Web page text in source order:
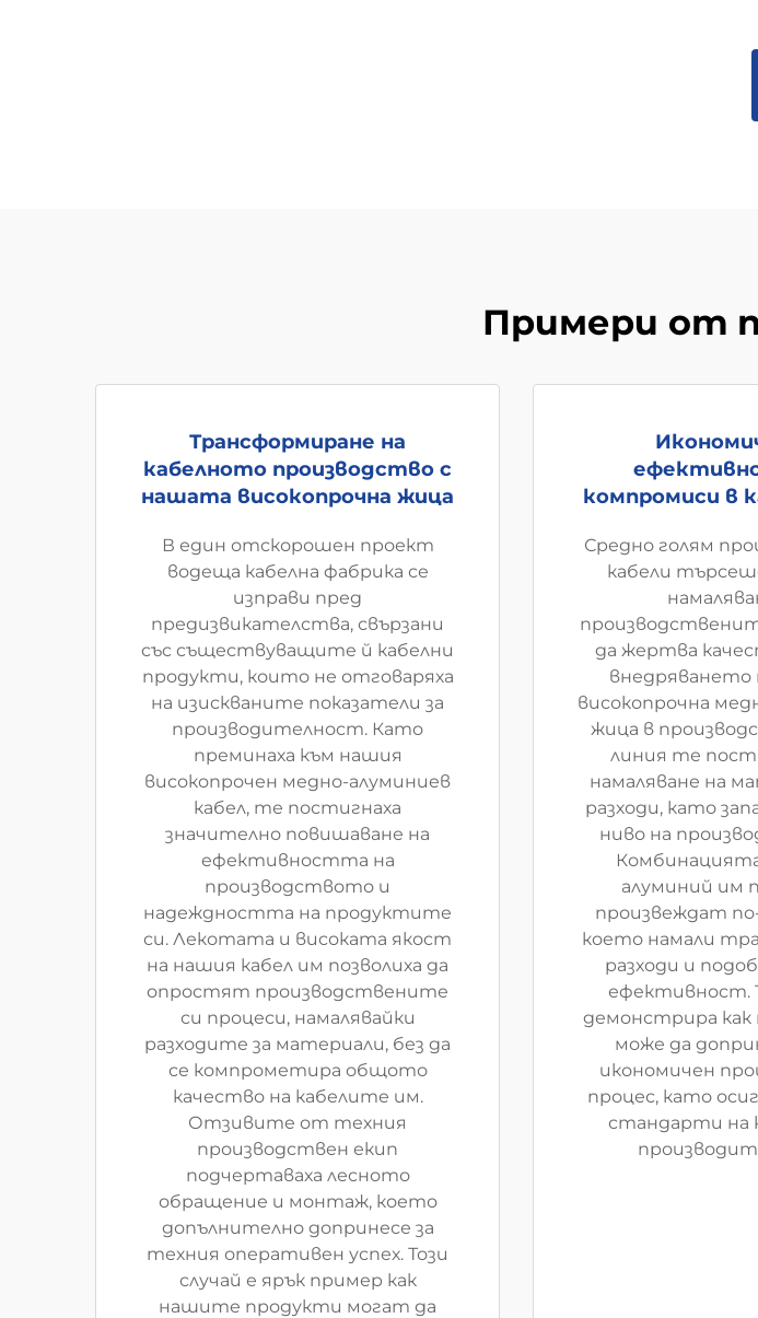
Примери от
Трансформиране на
кабелното производство с
нашата високопрочна жица
В един отскорошен проект
водеща кабелна фабрика се
изправи пред
предизвикателства, свързани
със съществуващите й кабелни
продукти, които не отговаряха
на изискваните показатели за
производителност. Като
преминаха към нашия
високопрочен медно-алуминиев
кабел, те постигнаха
значително повишаване на
ефективността на
производството и
надеждността на продуктите
си. Лекотата и високата якост
на нашия кабел им позволиха да
опростят производствените
си процеси, намалявайки
разходите за материали, без да
се компрометира общото
качество на кабелите им.
Отзивите от техния
производствен екип
подчертаваха лесното
обращение и монтаж, което
допълнително допринесе за
техния оперативен успех. Този
случай е ярък пример как
нашите продукти могат да
компромиси в
Средно голям
кабели
да жертва
високопрочна
жица в
линия те
намаляване на
разходи, като
ниво на
алуминий им
произвеждат
което намали
разходи и
ефективност.
демонстрира
може да
икономичен
процес, като
стандарти на